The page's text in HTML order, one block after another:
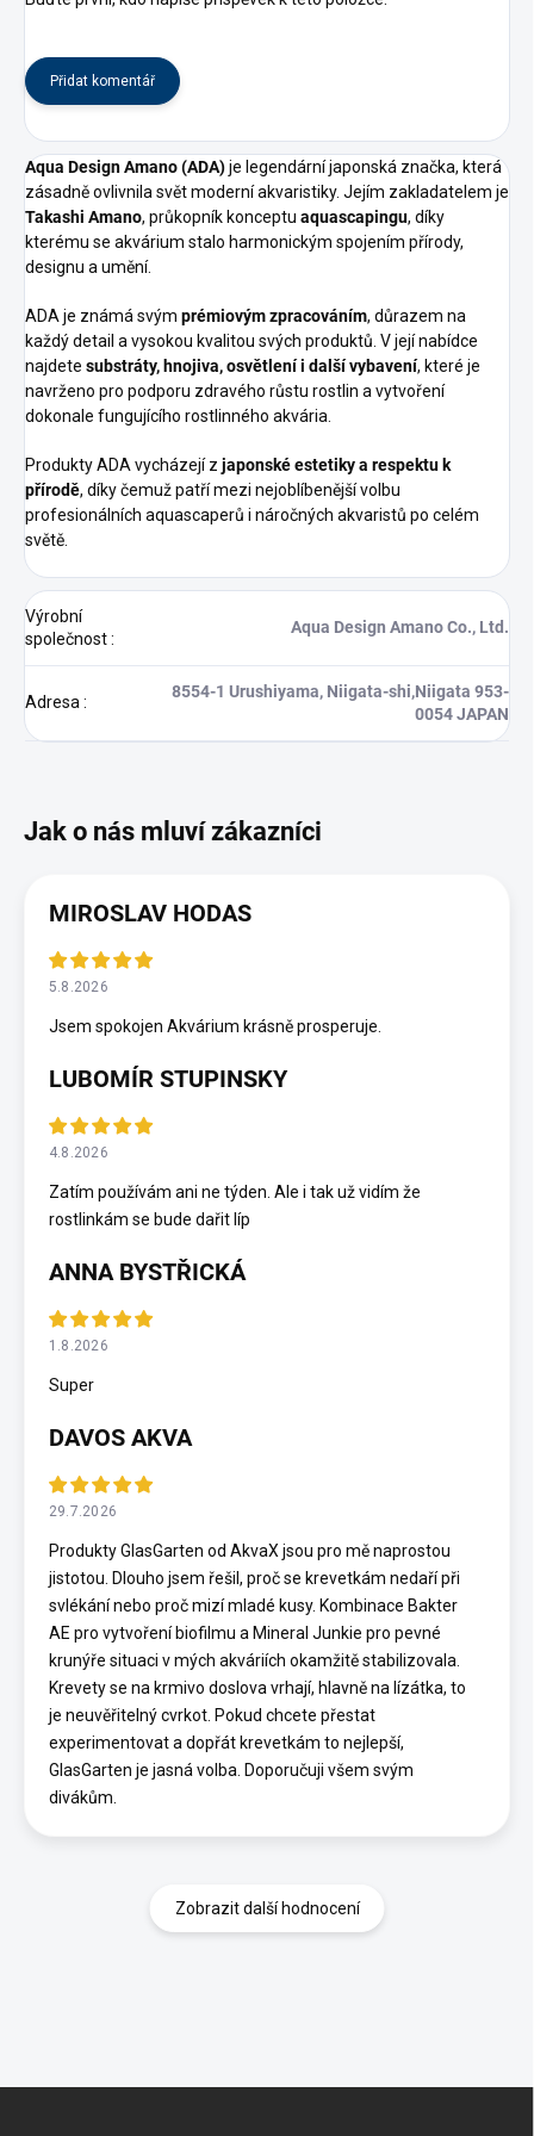
Přidat komentář
Aqua Design Amano (ADA)je legendární japonská značka, která
zásadně ovlivnila svět moderní akvaristiky. Jejím zakladatelem je
Takashi Amano, průkopník konceptu aquascapingu, díky
kterému se akvárium stalo harmonickým spojením přírody,
designu a umění.
ADA je známá svým prémiovým zpracováním, důrazem na
každý detail a vysokou kvalitou svých produktů. V její nabídce
najdete substráty, hnojiva, osvětlení i další vybavení, které je
navrženo pro podporu zdravého růstu rostlin a vytvoření
dokonale fungujícího rostlinného akvária.
Produkty ADA vycházejí z japonské estetiky a respektu k
přírodě, díky čemuž patří mezi nejoblíbenější volbu
profesionálních aquascaperů i náročných akvaristů po celém
světě.
Výrobní
společnost:
Aqua Design Amano Co., Ltd.
Adresa :
8554-1 Urushiyama, Niigata-shi,Niigata 953-
0054 JAPAN
MIROSLAV HODAS
5.8.2026
Jsem spokojen Akvárium krásně prosperuje.
LUBOMÍR STUPINSKY
4.8.2026
Zatím používám ani ne týden. Ale i tak už vidím že
rostlinkám se bude dařit líp
ANNA BYSTŘICKÁ
1.8.2026
Super
DAVOS AKVA
29.7.2026
Produkty GlasGarten od AkvaX jsou pro mě naprostou
jistotou. Dlouho jsem řešil, proč se krevetkám nedaří při
svlékání nebo proč mizí mladé kusy. Kombinace Bakter
AE pro vytvoření biofilmu a Mineral Junkie pro pevné
krunýře situaci v mých akváriích okamžitě stabilizovala.
Krevety se na krmivo doslova vrhají, hlavně na lízátka, to
je neuvěřitelný cvrkot. Pokud chcete přestat
experimentovat a dopřát krevetkám to nejlepší,
GlasGarten je jasná volba. Doporučuji všem svým
divákům.
Zobrazit další hodnocení